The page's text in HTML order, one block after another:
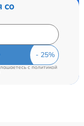
со
c политикой